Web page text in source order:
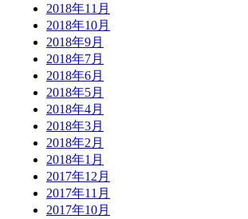
2018年11月
2018年10月
2018年9月
2018年7月
2018年6月
2018年5月
2018年4月
2018年3月
2018年2月
2018年1月
2017年12月
2017年11月
2017年10月